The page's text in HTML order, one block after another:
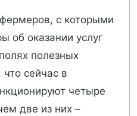
с которыми
об оказании услуг
полезных
сейчас в
четыре
две из них –